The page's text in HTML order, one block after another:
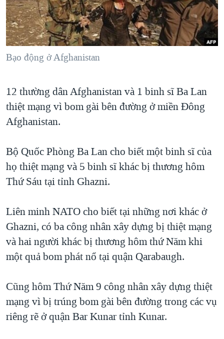
"Tìm"NGƯỜI VIỆT HẢI NGOẠI
ĐỜI SỐNG
KINH TẾ
KHOA HỌC
THỂ THAO
TẠI
HÀNH TRÌNH BẦU CỬ 2024
MỘT NĂM CHIẾN TRANH TẠI DẢI GAZA
GIẢI MÃ VÀNH ĐAI & CON ĐƯỜNG
TRỊNH VĨNH BÌNH - NGƯỜI HẠ 'BÊN THẮNG CUỘC'
GROUND ZERO – XƯA VÀ NAY
CHI PHÍ CHIẾN TRANH AFGHANISTAN
CÁC GIÁ TRỊ CỘNG HÒA Ở VIỆT NAM
THƯỢNG ĐỈNH TRUMP-KIM TẠI VIỆT NAM
TRỊNH VĨNH BÌNH VS. CHÍNH PHỦ VIỆT NAM
BÊN KIA QUỐC LỘ: TIẾNG VỌNG TỪ NÔNG THÔN MỸ
QUAN HỆ VIỆT MỸ
VIDEO
NGHE
MẠNG XÃ HỘI
Ngôn ngữ khác
Bạo động ở Afghanistan
12 thường dân Afghanistan và 1 binh sĩ Ba Lan
thiệt mạng vì bom gài bên đường ở miền Đông
Afghanistan.
Bộ Quốc Phòng Ba Lan cho biết một binh sĩ của
họ thiệt mạng và 5 binh sĩ khác bị thương hôm
Thứ Sáu tại tỉnh Ghazni.
Liên minh NATO cho biết tại những nơi khác ở
Ghazni, có ba công nhân xây dựng bị thiệt mạng
và hai người khác bị thương hôm thứ Năm khi
một quả bom phát nổ tại quận Qarabaugh.
Cũng hôm Thứ Năm 9 công nhân xây dựng thiệt
mạng vì bị trúng bom gài bên đường trong các vụ
riêng rẽ ở quận Bar Kunar tỉnh Kunar.